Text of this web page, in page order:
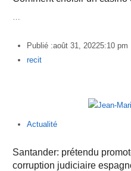
Publié :août 31, 20225:10 pm
Author
recit
Actualité
Santander: prétendu
corruption judiciaire